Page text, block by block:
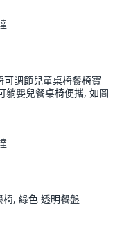
可調節兒童桌椅餐椅寶
躺嬰兒餐桌椅便攜, 如圖
椅, 綠色 透明餐盤